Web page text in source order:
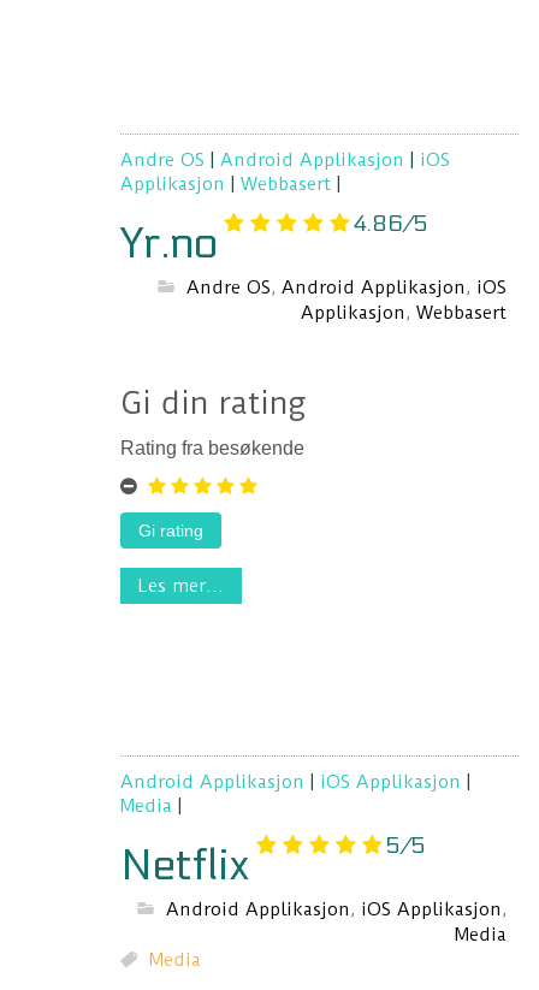
Andre OS |Android Applikasjon
iOS
Applikasjon
|Webbasert
Yr.no 4.86/5
Andre OS,Android Applikasjon, iOS
Applikasjon,Webbasert
Gi din rating
Rating fra besøkende
Les mer...
Android Applikasjon iOS Applikasjon
Media
Netflix 5/5
Android Applikasjon, iOS Applikasjon,
Media
Media